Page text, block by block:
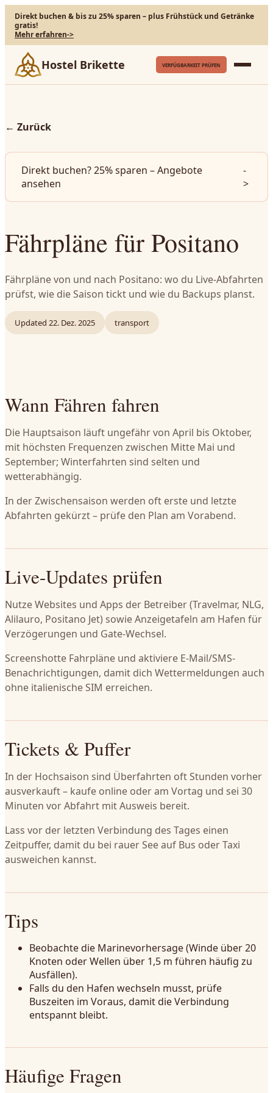
Direkt buchen & bis zu 25% sparen – plus Frühstück und Getränke
gratis!
Mehr erfahren->
Hostel Brikette VERFÜGBARKEIT PRÜFEN
← Zurück
Direkt buchen? 25% sparen – Angebote
ansehen
-
>
Fährpläne für Positano
Fährpläne von und nach Positano: wo du Live-Abfahrten
prüfst, wie die Saison tickt und wie du Backups planst.
Updated 22. Dez. 2025 transport
Wann Fähren fahren
Die Hauptsaison läuft ungefähr von April bis Oktober,
mit höchsten Frequenzen zwischen Mitte Mai und
September; Winterfahrten sind selten und
wetterabhängig.
In der Zwischensaison werden oft erste und letzte
Abfahrten gekürzt – prüfe den Plan am Vorabend.
Live-Updates prüfen
Nutze Websites und Apps der Betreiber (Travelmar, NLG,
Alilauro, Positano Jet) sowie Anzeigetafeln am Hafen für
Verzögerungen und Gate-Wechsel.
Screenshotte Fahrpläne und aktiviere E-Mail/SMS-
Benachrichtigungen, damit dich Wettermeldungen auch
ohne italienische SIM erreichen.
Tickets & Puffer
In der Hochsaison sind Überfahrten oft Stunden vorher
ausverkauft – kaufe online oder am Vortag und sei 30
Minuten vor Abfahrt mit Ausweis bereit.
Lass vor der letzten Verbindung des Tages einen
Zeitpuffer, damit du bei rauer See auf Bus oder Taxi
ausweichen kannst.
Tips
Beobachte die Marinevorhersage (Winde über 20
Knoten oder Wellen über 1,5 m führen häufig zu
Ausfällen).
Falls du den Hafen wechseln musst, prüfe
Buszeiten im Voraus, damit die Verbindung
entspannt bleibt.
Häufige Fragen